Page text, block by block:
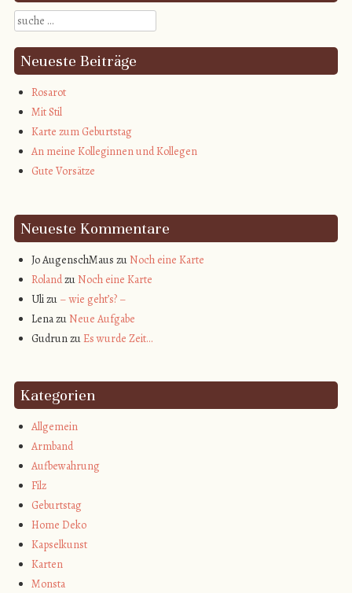
Suche
Neueste Beiträge
Rosarot
Mit Stil
Karte zum Geburtstag
An meine Kolleginnen und Kollegen
Gute Vorsätze
Neueste Kommentare
Jo AugenschMaus zuNoch eine Karte
RolandzuNoch eine Karte
Ulizu – wie geht’s? –
LenazuNeue Aufgabe
GudrunzuEs wurde Zeit…
Kategorien
Allgemein
Armband
Aufbewahrung
Filz
Geburtstag
Home Deko
Kapselkunst
Karten
Monsta